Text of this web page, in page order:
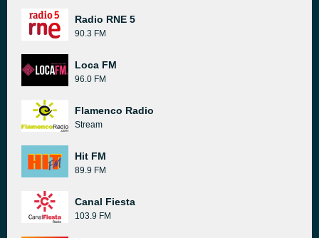
Radio RNE 5
90.3 FM
Loca FM
96.0 FM
Flamenco Radio
Stream
Hit FM
89.9 FM
Canal Fiesta
103.9 FM